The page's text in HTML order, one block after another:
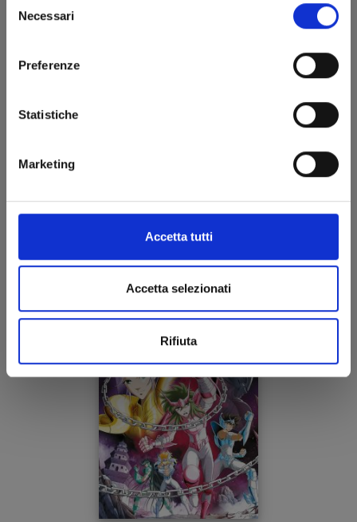
delNecessari
Preferenze
Statistiche
Marketing
Accetta tutti
Accetta selezionati
Rifiuta
I CAVALIERI DELLO ZODIACO - SAINT SEIYA: TIME
COLLECTOR EDITION
06/05/2025
€ 34,90